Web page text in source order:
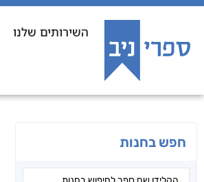
השירותים שלנו
חפש בחנות